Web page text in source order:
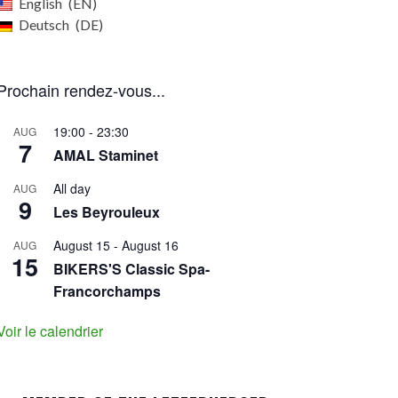
Deutsch
DE
rendez-vous...
AUG
7
19:00 - 23:30
AMAL Staminet
AUG
9
All day
Les Beyrouleux
AUG
15
August 15 - August 16
BIKERS'S Classic Spa-
Francorchamps
le calendrier